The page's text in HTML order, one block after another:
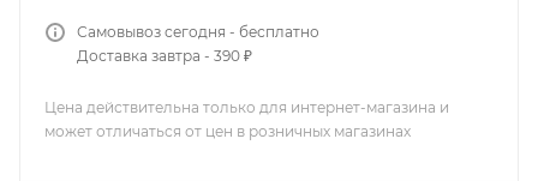
Самовывоз сегодня - бесплатно
Доставка завтра - 390 ₽
Цена действительна только для интернет-магазина и
может отличаться от цен в розничных магазинах